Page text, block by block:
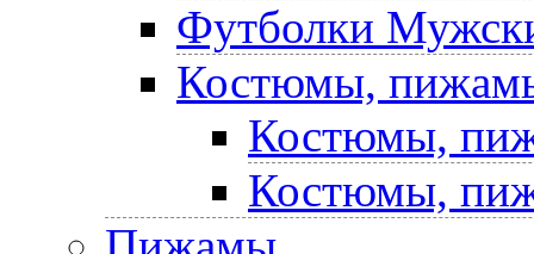
Футболки
Костюмы,
Костюмы,
Костюмы,